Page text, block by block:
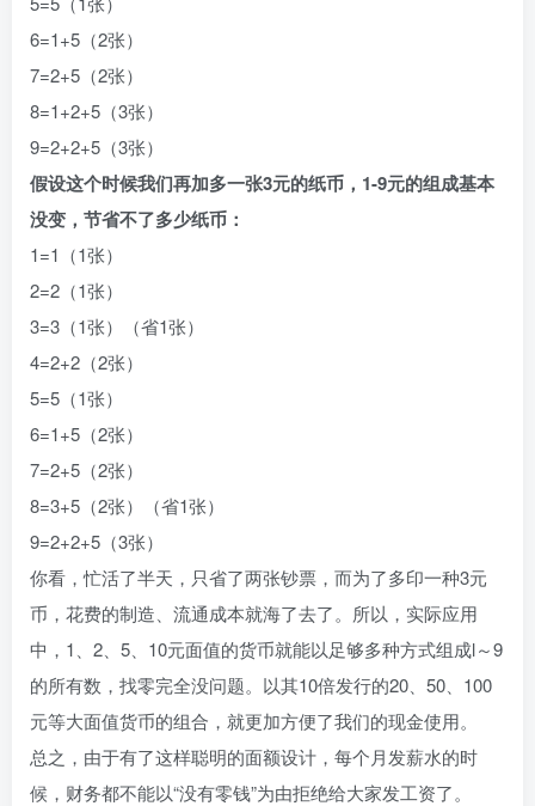
6=1+5（2张）
7=2+5（2张）
8=1+2+5（3张）
9=2+2+5（3张）
假设这个时候我们再加多一张3元的纸币，1-9元的组成基本
没变，节省不了多少纸币：
1=1（1张）
2=2（1张）
3=3（1张）（省1张）
4=2+2（2张）
5=5（1张）
6=1+5（2张）
7=2+5（2张）
8=3+5（2张）（省1张）
9=2+2+5（3张）
你看，忙活了半天，只省了两张钞票，而为了多印一种3元
币，花费的制造、流通成本就海了去了。所以，实际应用
中，1、2、5、10元面值的货币就能以足够多种方式组成l～9
的所有数，找零完全没问题。以其10倍发行的20、50、100
元等大面值货币的组合，就更加方便了我们的现金使用。
总之，由于有了这样聪明的面额设计，每个月发薪水的时
候，财务都不能以“没有零钱”为由拒绝给大家发工资了。